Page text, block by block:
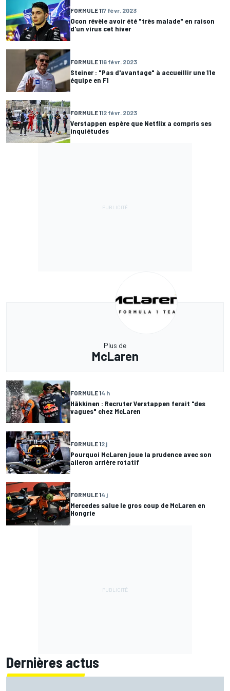
FORMULE 117 févr. 2023
Ocon révèle avoir été "très malade" en raison
d'un virus cet hiver
FORMULE 116 févr. 2023
Steiner : "Pas d'avantage" à accueillir une 11e
équipe en F1
FORMULE 112 févr. 2023
Verstappen espère que Netflix a compris ses
inquiétudes
Plus de
McLaren
FORMULE 14 h
Häkkinen : Recruter Verstappen ferait "des
vagues" chez McLaren
FORMULE 12 j
Pourquoi McLaren joue la prudence avec son
aileron arrière rotatif
FORMULE 14 j
Mercedes salue le gros coup de McLaren en
Hongrie
Dernières actus